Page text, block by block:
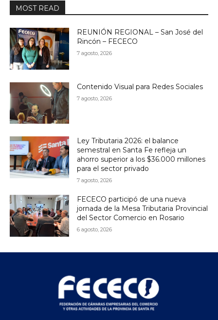
MOST READ
REUNIÓN REGIONAL – San José del
Rincón – FECECO
7 agosto, 2026
Contenido Visual para Redes Sociales
7 agosto, 2026
Ley Tributaria 2026: el balance
semestral en Santa Fe refleja un
ahorro superior a los $36.000 millones
para el sector privado
7 agosto, 2026
FECECO participó de una nueva
jornada de la Mesa Tributaria Provincial
del Sector Comercio en Rosario
6 agosto, 2026